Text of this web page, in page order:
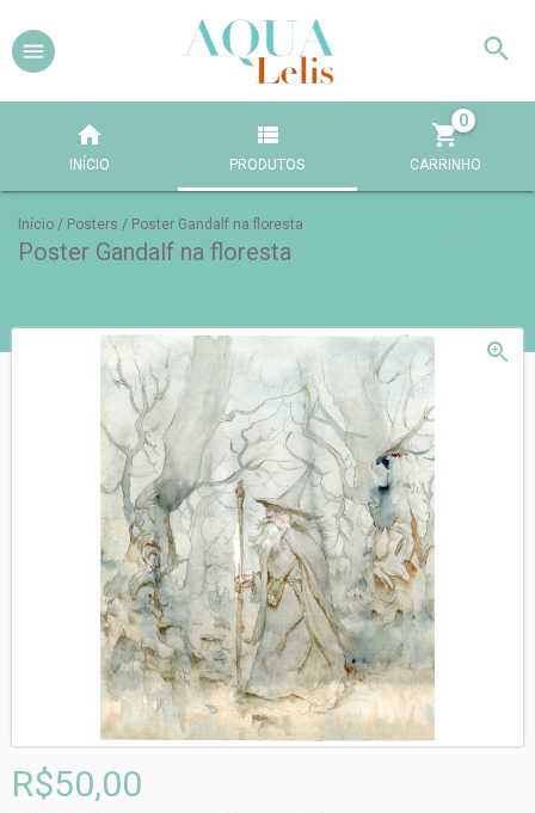
INÍCIO PRODUTOS CARRINHO
0
Início / Posters / Poster Gandalf na floresta
Poster Gandalf na floresta
R$50,00